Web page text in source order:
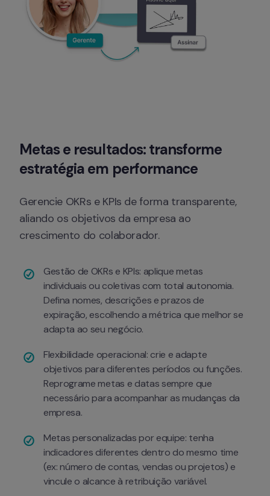
Metas e resultados: transforme
estratégia em performance
Gerencie OKRs e KPIs de forma transparente,
aliando os objetivos da empresa ao
crescimento do colaborador.
Gestão de OKRs e KPIs: aplique metas
individuais ou coletivas com total autonomia.
Defina nomes, descrições e prazos de
expiração, escolhendo a métrica que melhor se
adapta ao seu negócio.
Flexibilidade operacional: crie e adapte
objetivos para diferentes períodos ou funções.
Reprograme metas e datas sempre que
necessário para acompanhar as mudanças da
empresa.
Metas personalizadas por equipe: tenha
indicadores diferentes dentro do mesmo time
(ex: número de contas, vendas ou projetos) e
vincule o alcance à retribuição variável.